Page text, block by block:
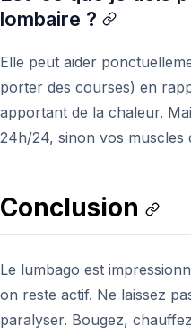
lombaire ?
Elle peut aider
porter des courses) en
apportant de la chaleur.
24h/24, sinon vos muscles
Conclusion
Le lumbago est
on reste actif. Ne laissez
paralyser. Bougez,